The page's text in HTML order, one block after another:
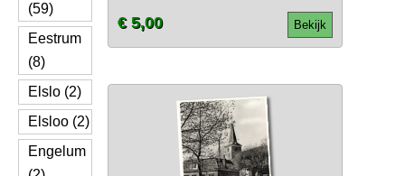
(59)
Eestrum
(8)
Elslo (2)
Elsloo (2)
Engelum
Bekijk
€ 5,00